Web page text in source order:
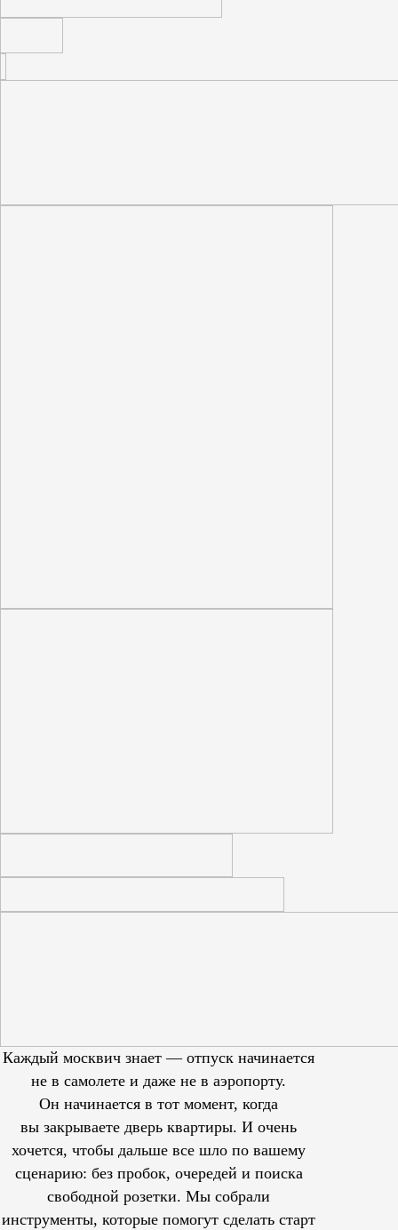
Каждый москвич знает — отпуск начинается
не в самолете и даже не в аэропорту.
Он начинается в тот момент, когда
вы закрываете дверь квартиры. И очень
хочется, чтобы дальше все шло по вашему
сценарию: без пробок, очередей и поиска
свободной розетки. Мы собрали
инструменты, которые помогут сделать старт